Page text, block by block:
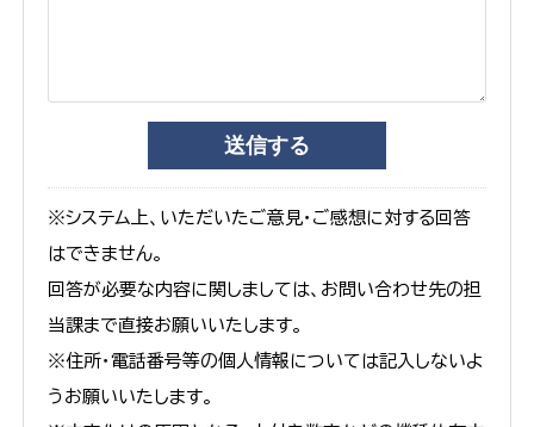
※システム上、いただいたご意見・ご感想に対する回答
はできません。
回答が必要な内容に関しましては、お問い合わせ先の担
当課まで直接お願いいたします。
※住所・電話番号等の個人情報については記入しないよ
うお願いいたします。